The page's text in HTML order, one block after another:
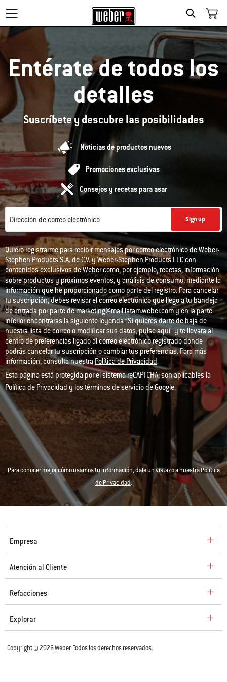
Search
Entérate de todos los
detalles
Suscríbete y descubre las posibilidades
Noticias de productos nuevos
Promociones exclusivas
Consejos y recetas para asar
Dirección de correo electrónico Sign up
Quiero registrarme para recibir mensajes por correo electrónico de Weber-
Stephen Products S.A. de C.V. y Weber-Stephen Products LLC con
contenidos exclusivos de Weber como, por ejemplo, recetas, información
sobre productos y próximos eventos, y análisis de consumo, mediante la
información que he proporcionado como parte del registro. Para cancelar
tu suscripción, debes revisar el correo electrónico que llego a tu bandeja
de entrada por parte de marketing@mail.latam.weber.com y en la parte
inferior encontraras la siguiente leyenda “Si quieres darte de baja de
nuestra lista de correo o modificar sus datos, pulse aquí” y te llevara al
centro de preferencias ligado al correo electrónico registrado donde
podrás cancelar tu suscripción o cambiar tus preferencias. Para más
información, consulta nuestra Política de Privacidad.
Esta página está protegida por el sistema reCAPTCHA; son aplicables la
Política de Privacidad y lostérminos de serviciode Google.
Para conocer mejor cómo usamos tu información, dale un vistazo a nuestraPolítica
de Privacidad.
Empresa
Atención al Cliente
Refacciones
Explorar
Copyright © 2026 Weber. Todos los derechos reservados.